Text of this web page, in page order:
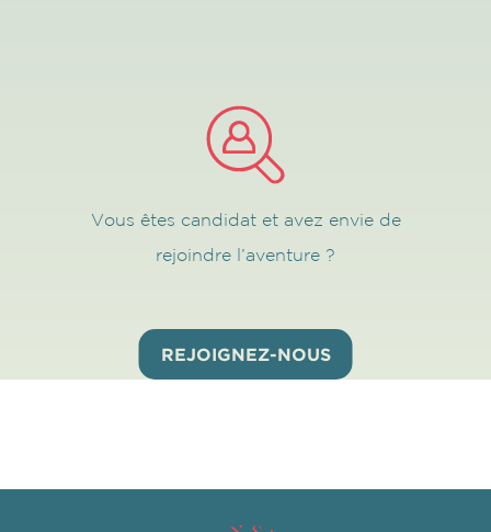
Vous êtes candidat et avez envie de
rejoindre l’aventure ?
REJOIGNEZ-NOUS